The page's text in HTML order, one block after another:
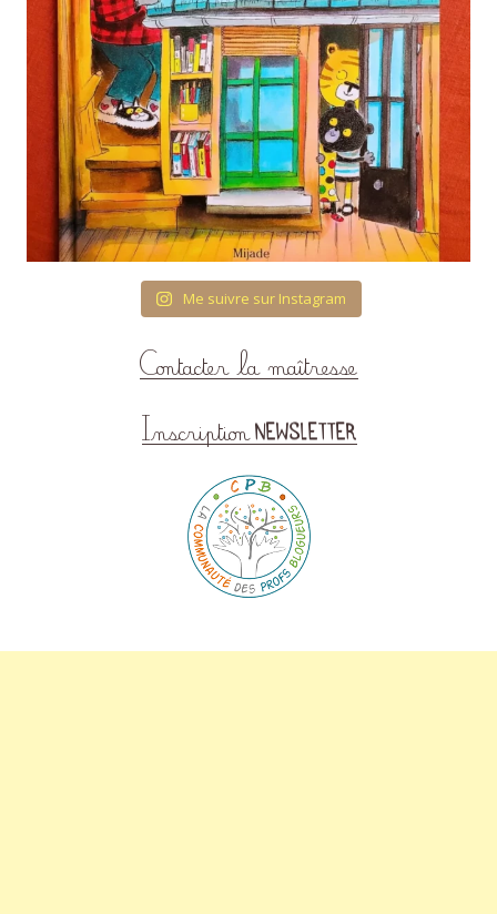
Me suivre sur Instagram